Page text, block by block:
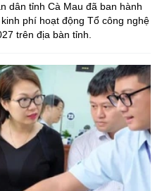
dân tỉnh Cà Mau đã ban hành
phí hoạt động Tổ công nghệ
trên địa bàn tỉnh.